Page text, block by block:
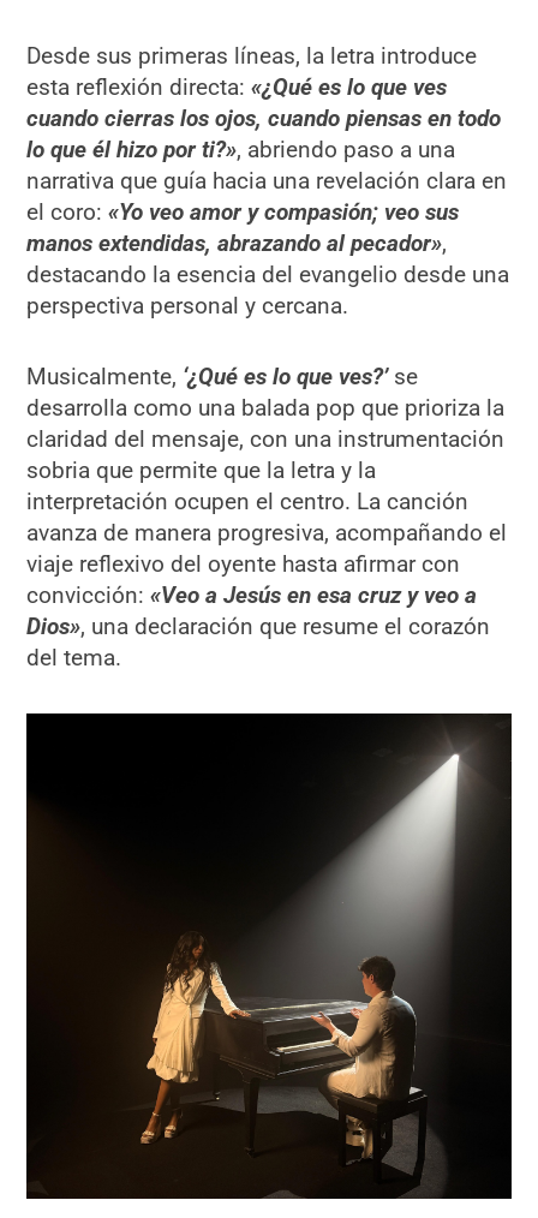
Desde sus primeras líneas, la letra introduce
esta reflexión directa:«¿Qué es lo que ves
cuando cierras los ojos, cuando piensas en todo
lo que él hizo por ti?», abriendo paso a una
narrativa que guía hacia una revelación clara en
el coro:«Yo veo amor y compasión; veo sus
manos extendidas, abrazando al pecador»,
destacando la esencia del evangelio desde una
perspectiva personal y cercana.
Musicalmente, ‘¿Qué es lo que ves?’ se
desarrolla como una balada pop que prioriza la
claridad del mensaje, con una instrumentación
sobria que permite que la letra y la
interpretación ocupen el centro. La canción
avanza de manera progresiva, acompañando el
viaje reflexivo del oyente hasta afirmar con
convicción:«Veo a Jesús en esa cruz y veo a
Dios», una declaración que resume el corazón
del tema.